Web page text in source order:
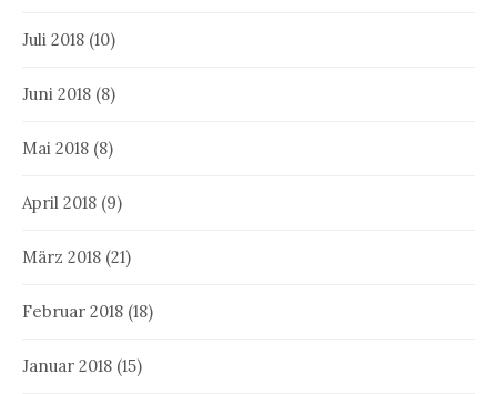
Juli 2018 (10)
Juni 2018 (8)
Mai 2018 (8)
April 2018 (9)
März 2018 (21)
Februar 2018 (18)
Januar 2018 (15)